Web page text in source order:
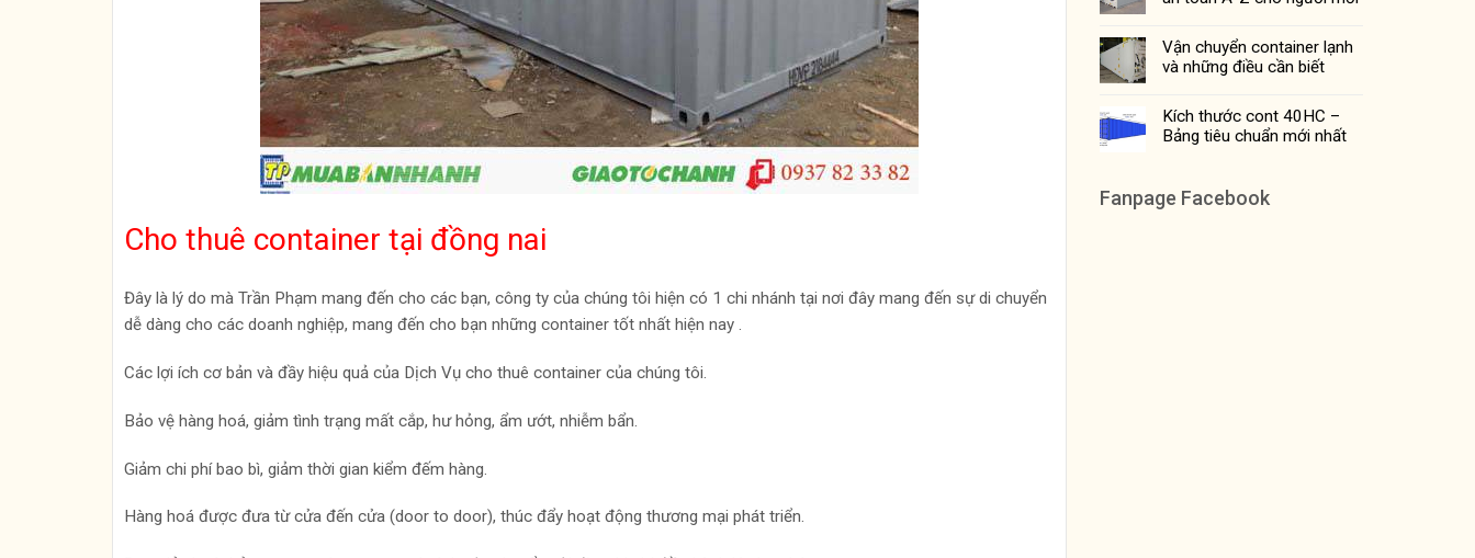
Cho thuê container tại đồng nai
Đây là lý do mà Trần Phạm mang đến cho các bạn, công ty của chúng tôi hiện có 1 chi nhánh tại nơi đây mang đến sự di chuyển
dễ dàng cho các doanh nghiệp, mang đến cho bạn những container tốt nhất hiện nay .
Các lợi ích cơ bản và đầy hiệu quả của Dịch Vụ cho thuê container của chúng tôi.
Bảo vệ hàng hoá, giảm tình trạng mất cắp, hư hỏng, ẩm ướt, nhiễm bẩn.
Giảm chi phí bao bì, giảm thời gian kiểm đếm hàng.
Hàng hoá được đưa từ cửa đến cửa (door to door), thúc đẩy hoạt động thương mại phát triển.
Vận chuyển container lạnh
và những điều cần biết
Kích thước cont 40HC –
Bảng tiêu chuẩn mới nhất
Fanpage Facebook